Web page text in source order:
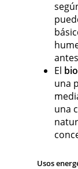
El
una
una
Usos